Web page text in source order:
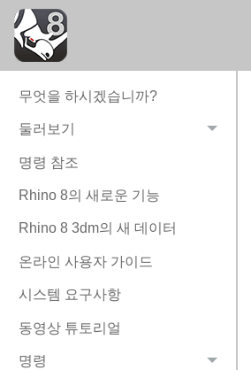
무엇을 하시겠습니까?
둘러보기
명령 참조
Rhino 8의 새로운 기능
Rhino 8 3dm의 새 데이터
온라인 사용자 가이드
시스템 요구사항
동영상 튜토리얼
명령